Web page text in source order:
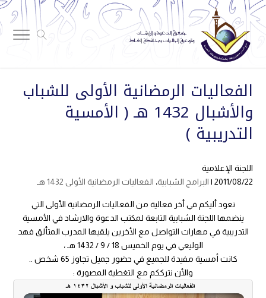
الفعاليات الرمضانية الأولى للشباب
والأشبال 1432 هـ ( الأمسية
التدريبية )
اللجنة الإعلامية
2011/08/22 |
البرامج الشبابية، الفعاليات الرمضانية الأولى 1432 هـ
نعود أليكم في أخر فعالية من الفعاليات الرمضانية الأولى التي
ينضمها اللجنة الشبابية التابعة لمكتب الدعوة والارشاد في الأمسية
التدريبية في مهارات التواصل مع الأخرين يلقيها المدرب المتألق فهد
الوليعي في يوم الخميس 18 / 9 / 1432 هـ ،
كانت أمسية مفيدة للجميع في حضور جميل تجاوز 65 شخص ..
والأن نترككم مع التغطية المصورة :